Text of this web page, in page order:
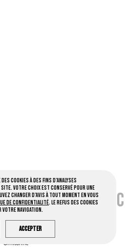
PAR MAIL •
droits réservés -
Ornitorinc
cookies à des fins d’analyses
Votre choix est conservé pour une
changer d’avis à tout moment en vous
de confidentialité. Le refus des cookies
votre navigation.
Accepter